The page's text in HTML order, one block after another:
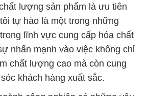
lượng sản phẩm là ưu tiên
tự hào là một trong những
lĩnh vực cung cấp hóa chất
nhấn mạnh vào việc không chỉ
chất lượng cao mà còn cung
khách hàng xuất sắc.